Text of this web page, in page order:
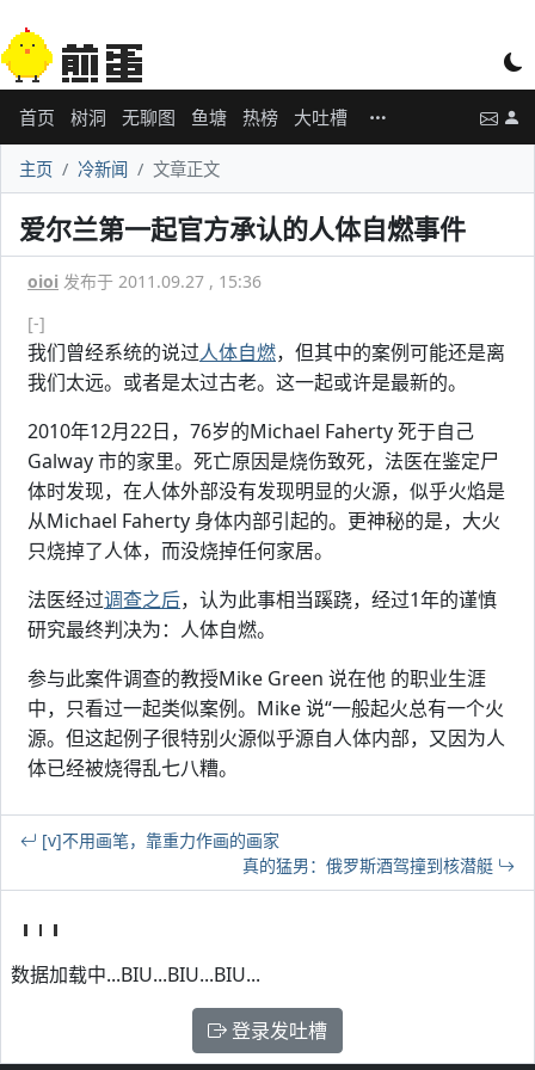
首页 树洞 无聊图 鱼塘 热榜 大吐槽
主页 冷新闻 文章正文
爱尔兰第一起官方承认的人体自燃事件
oioi 发布于 2011.09.27 , 15:36
[-]
我们曾经系统的说过人体自燃，但其中的案例可能还是离
我们太远。或者是太过古老。这一起或许是最新的。
2010年12月22日，76岁的Michael Faherty 死于自己
Galway 市的家里。死亡原因是烧伤致死，法医在鉴定尸
体时发现，在人体外部没有发现明显的火源，似乎火焰是
从Michael Faherty 身体内部引起的。更神秘的是，大火
只烧掉了人体，而没烧掉任何家居。
法医经过调查之后，认为此事相当蹊跷，经过1年的谨慎
研究最终判决为：人体自燃。
参与此案件调查的教授Mike Green 说在他 的职业生涯
中，只看过一起类似案例。Mike 说“一般起火总有一个火
源。但这起例子很特别火源似乎源自人体内部，又因为人
体已经被烧得乱七八糟。
[v]不用画笔，靠重力作画的画家
真的猛男：俄罗斯酒驾撞到核潜艇
数据加载中...BIU...BIU...BIU...
登录发吐槽